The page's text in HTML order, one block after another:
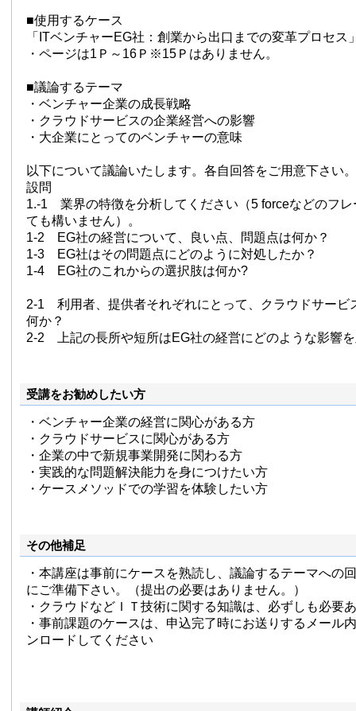
■使用するケース
「ITベンチャーEG社：創業から出口までの変革プロセス
・ページは1Ｐ～16Ｐ※15Ｐはありません。
■議論するテーマ
・ベンチャー企業の成長戦略
・クラウドサービスの企業経営への影響
・大企業にとってのベンチャーの意味
以下について議論いたします。各自回答をご用意下さい。
設問
1.-1 業界の特徴を分析してください（5 forceなどのフレ
ても構いません）。
1-2 EG社の経営について、良い点、問題点は何か？
1-3 EG社はその問題点にどのように対処したか？
1-4 EG社のこれからの選択肢は何か?
2-1 利用者、提供者それぞれにとって、クラウドサービ
何か？
2-2 上記の長所や短所はEG社の経営にどのような影響
受講をお勧めしたい方
・ベンチャー企業の経営に関心がある方
・クラウドサービスに関心がある方
・企業の中で新規事業開発に関わる方
・実践的な問題解決能力を身につけたい方
・ケースメソッドでの学習を体験したい方
その他補足
・本講座は事前にケースを熟読し、議論するテーマへの
にご準備下さい。（提出の必要はありません。）
・クラウドなどＩＴ技術に関する知識は、必ずしも必要
・事前課題のケースは、申込完了時にお送りするメール
ンロードしてください